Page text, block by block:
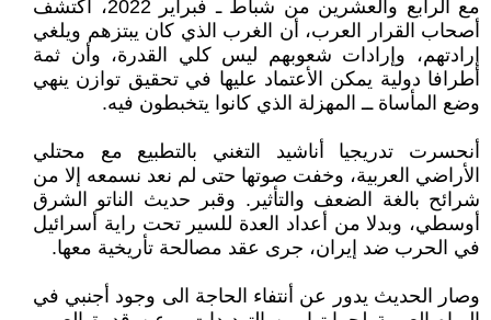
مع الرابع والعشرين من شباط ـ فبراير 2022، أكتشف
أصحاب القرار العرب، أن الغرب الذي كان يبتزهم ويلغي
إرادتهم، وإرادات شعوبهم ليس كلي القدرة، وأن ثمة
أطرافا دولية يمكن الأعتماد عليها في تحقيق توازن ينهي
وضع المأساة ــ المهزلة الذي كانوا يتخبطون فيه.
أنحسرت تدريجيا أناشيد التغني بالتطبيع مع محتلي
الأراضي العربية، وخفت صوتها حتى لم نعد نسمعه إلا من
شرائح بالغة الضعف والتأثير. وقبر حديث الناتو الشرق
أوسطي، وبدلا من أعداد العدة للسير تحت راية أسرائيل
في الحرب ضد إيران، جرى عقد مصالحة تأريخية معها.
وصار الحديث يدور عن أنتفاء الحاجة الى وجود أجنبي في